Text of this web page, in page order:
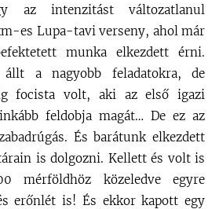
az intenzitást változatlanul
es Lupa-tavi verseny, ahol már
munka elkezdett érni.
állt a nagyobb feladatokra, de
focista volt, aki az első igazi
feldobja magát… De ez az
És barátunk elkezdett
is dolgozni. Kellett és volt is
mérföldhöz közeledve egyre
erőnlét is! És ekkor kapott egy